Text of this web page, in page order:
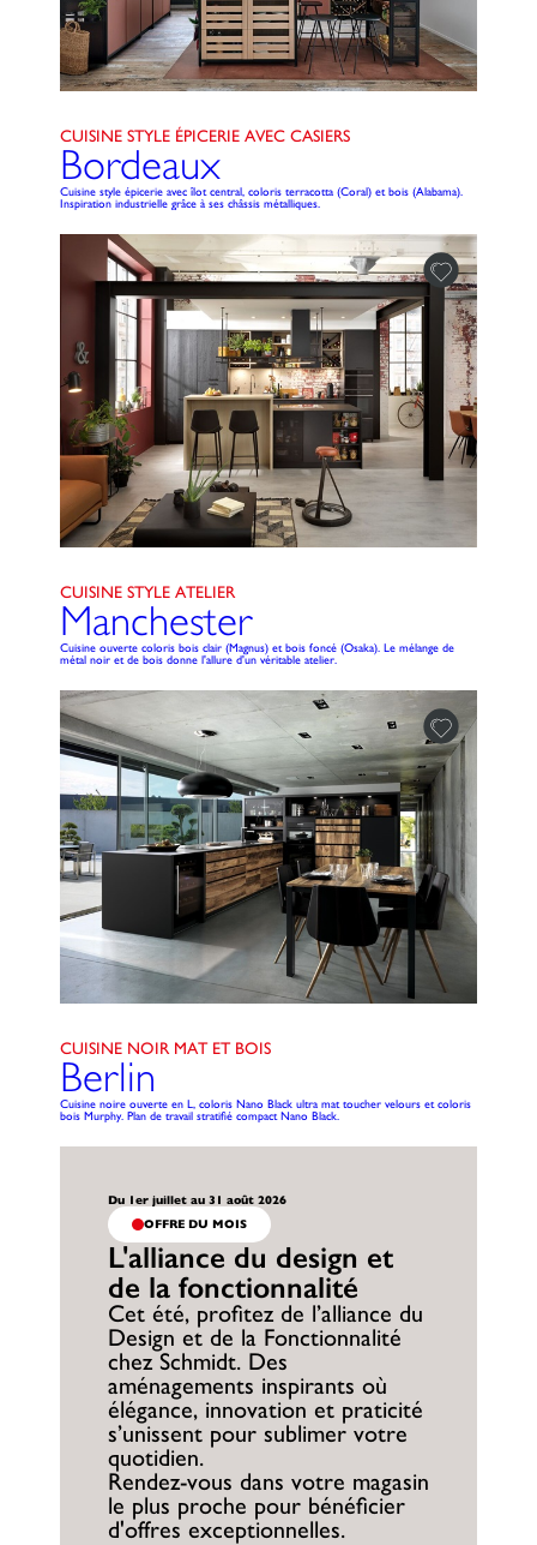
CUISINE STYLE ÉPICERIE AVEC CASIERS
Bordeaux
Cuisine style épicerie avec îlot central, coloris terracotta (Coral) et bois (Alabama).
Inspiration industrielle grâce à ses châssis métalliques.
CUISINE STYLE ATELIER
Manchester
Cuisine ouverte coloris bois clair (Magnus) et bois foncé (Osaka). Le mélange de
métal noir et de bois donne l'allure d'un véritable atelier.
CUISINE NOIR MAT ET BOIS
Berlin
Cuisine noire ouverte en L, coloris Nano Black ultra mat toucher velours et coloris
bois Murphy. Plan de travail stratifié compact Nano Black.
Du 1er juillet au 31 août 2026
OFFRE DU MOIS
L'alliance du design et
de la fonctionnalité
Cet été, profitez de l’alliance du
Design et de la Fonctionnalité
chez Schmidt. Des
aménagements inspirants où
élégance, innovation et praticité
s’unissent pour sublimer votre
quotidien.
Rendez-vous dans votre magasin
le plus proche pour bénéficier
d'offres exceptionnelles.